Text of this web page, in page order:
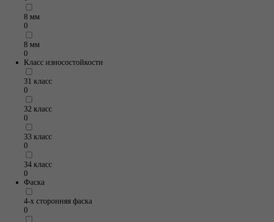
8 мм
0
8 мм
0
Класс износостойкости
31 класс
0
32 класс
0
33 класс
0
34 класс
0
Фаска
4-х сторонняя фаска
0